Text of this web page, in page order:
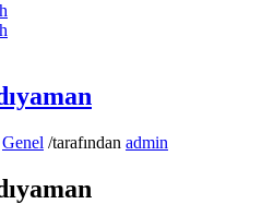
Genel /tarafından admin